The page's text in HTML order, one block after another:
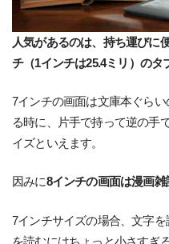
人気があるのは、持ち運びに
チ（1インチは25.4ミリ）のタ
7インチの画面は文庫本ぐら
る時に、片手で持って逆の手
イズといえます。
因みに8インチの画面は漫画
7インチサイズの場合、文字
を読むにはちょっと小さすぎ